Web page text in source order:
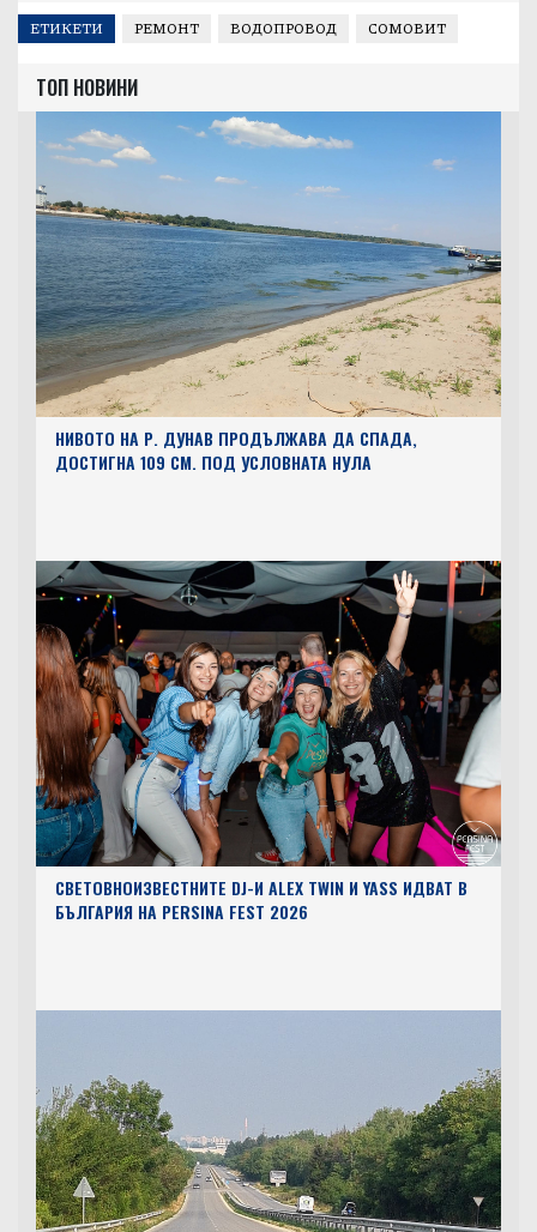
ЕТИКЕТИ РЕМОНТ ВОДОПРОВОД СОМОВИТ
ТОП НОВИНИ
НИВОТО НА Р. ДУНАВ ПРОДЪЛЖАВА ДА СПАДА,
ДОСТИГНА 109 СМ. ПОД УСЛОВНАТА НУЛА
СВЕТОВНОИЗВЕСТНИТЕ DJ-И ALEX TWIN И YASS ИДВАТ В
БЪЛГАРИЯ НА PERSINA FEST 2026